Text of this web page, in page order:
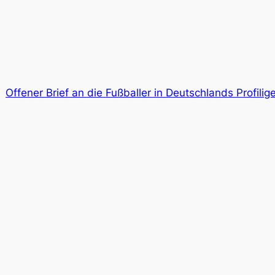
Offener Brief an die Fußballer in Deutschlands